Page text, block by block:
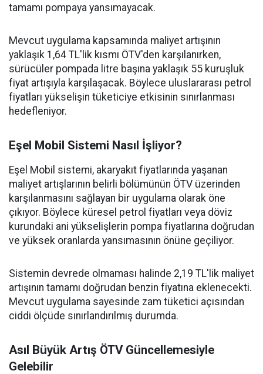
tamamı pompaya yansımayacak.
Mevcut uygulama kapsamında maliyet artışının
yaklaşık 1,64 TL'lik kısmı ÖTV'den karşılanırken,
sürücüler pompada litre başına yaklaşık 55 kuruşluk
fiyat artışıyla karşılaşacak. Böylece uluslararası petrol
fiyatları yükselişin tüketiciye etkisinin sınırlanması
hedefleniyor.
Eşel Mobil Sistemi Nasıl İşliyor?
Eşel Mobil sistemi, akaryakıt fiyatlarında yaşanan
maliyet artışlarının belirli bölümünün ÖTV üzerinden
karşılanmasını sağlayan bir uygulama olarak öne
çıkıyor. Böylece küresel petrol fiyatları veya döviz
kurundaki ani yükselişlerin pompa fiyatlarına doğrudan
ve yüksek oranlarda yansımasının önüne geçiliyor.
Sistemin devrede olmaması halinde 2,19 TL'lik maliyet
artışının tamamı doğrudan benzin fiyatına eklenecekti.
Mevcut uygulama sayesinde zam tüketici açısından
ciddi ölçüde sınırlandırılmış durumda.
Asıl Büyük Artış ÖTV Güncellemesiyle
Gelebilir